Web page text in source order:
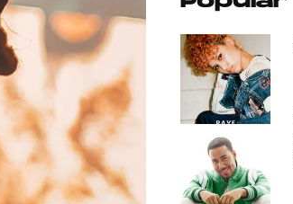
TAINY, adelantado a su
tiempo
NICKI NICOLE, pisando
fuerte